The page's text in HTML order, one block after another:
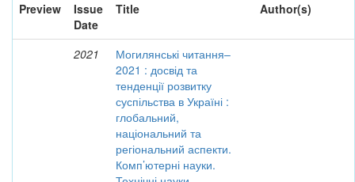
Preview
Issue
Date
Title Author(s)
2021
Могилянські читання–
2021 : досвід та
тенденції розвитку
суспільства в Україні :
глобальний,
національний та
регіональний аспекти.
Комп’ютерні науки.